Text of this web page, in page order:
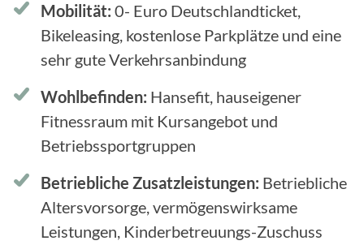
Mobilität: 0- Euro Deutschlandticket,
Bikeleasing, kostenlose Parkplätze und eine
sehr gute Verkehrsanbindung
Wohlbefinden: Hansefit, hauseigener
Fitnessraum mit Kursangebot und
Betriebssportgruppen
Betriebliche Zusatzleistungen: Betriebliche
Altersvorsorge, vermögenswirksame
Leistungen, Kinderbetreuungs-Zuschuss